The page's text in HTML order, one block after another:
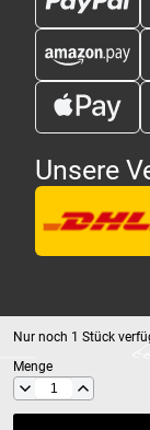
Nur noch 1 Stück
Menge
Unsere